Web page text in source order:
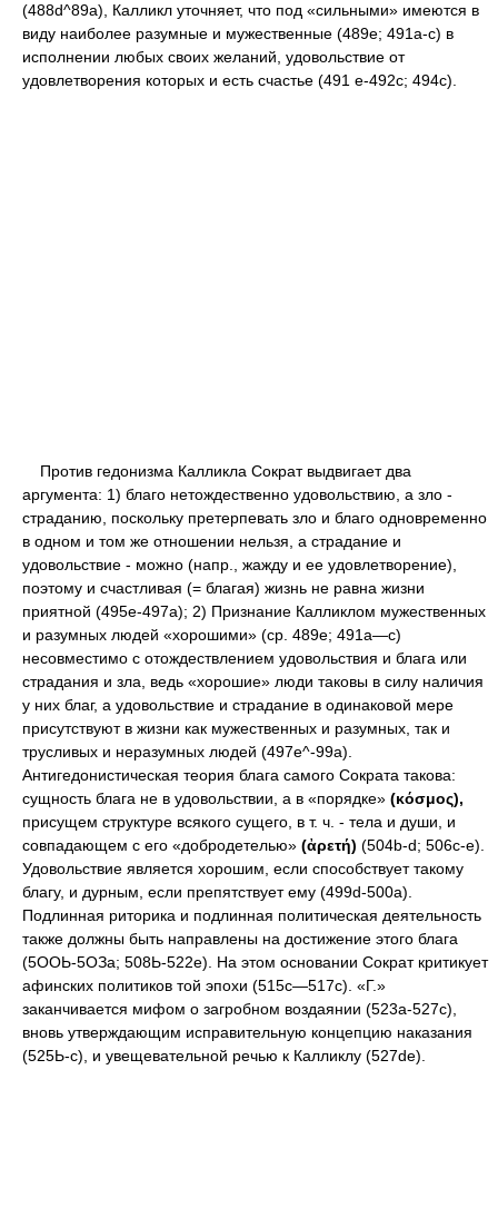
(488d^89a), Калликл уточняет, что под «сильными» имеются в
виду наиболее разумные и мужественные (489е; 491а-с) в
исполнении любых своих желаний, удовольствие от
удовлетворения которых и есть счастье (491 е-492с; 494с).
Против гедонизма Калликла Сократ выдвигает два
аргумента: 1) благо нетождественно удовольствию, а зло -
страданию, поскольку претерпевать зло и благо одновременно
в одном и том же отношении нельзя, а страдание и
удовольствие - можно (напр., жажду и ее удовлетворение),
поэтому и счастливая (= благая) жизнь не равна жизни
приятной (495е-497а); 2) Признание Калликлом мужественных
и разумных людей «хорошими» (ср. 489е; 491а—с)
несовместимо с отождествлением удовольствия и блага или
страдания и зла, ведь «хорошие» люди таковы в силу наличия
у них благ, а удовольствие и страдание в одинаковой мере
присутствуют в жизни как мужественных и разумных, так и
трусливых и неразумных людей (497е^-99а).
Антигедонистическая теория блага самого Сократа такова:
сущность блага не в удовольствии, а в «порядке» (κόσμος),
присущем структуре всякого сущего, в т. ч. - тела и души, и
совпадающем с его «добродетелью» (ἀρετή) (504b-d; 506c-e).
Удовольствие является хорошим, если способствует такому
благу, и дурным, если препятствует ему (499d-500a).
Подлинная риторика и подлинная политическая деятельность
также должны быть направлены на достижение этого блага
(5ООЬ-5ОЗа; 508Ь-522е). На этом основании Сократ критикует
афинских политиков той эпохи (515с—517с). «Г.»
заканчивается мифом о загробном воздаянии (523а-527с),
вновь утверждающим исправительную концепцию наказания
(525Ь-с), и увещевательной речью к Калликлу (527de).